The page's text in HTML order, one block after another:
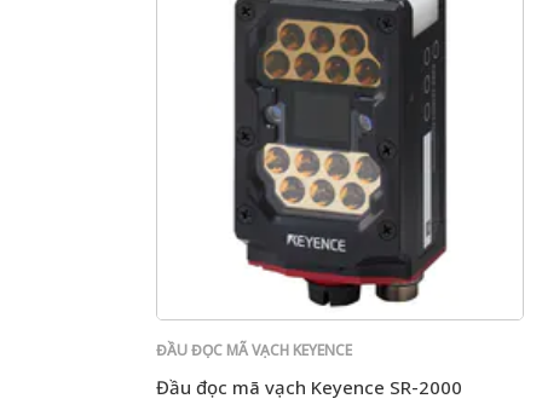
ĐẦU ĐỌC MÃ VẠCH KEYENCE
Đầu đọc mã vạch Keyence SR-2000